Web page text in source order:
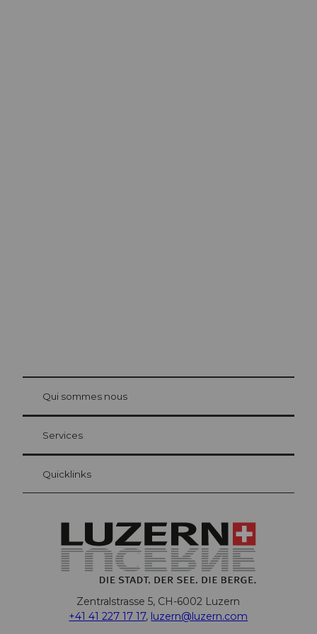
Carte d’hôte Lucerne
Vos avantages en tant qu'hôte pour la nuit
at Bre
Qui sommes nous
Services
Quicklinks
Zentralstrasse 5, CH-6002 Luzern
+41 41 227 17 17, luzern@luzern.com